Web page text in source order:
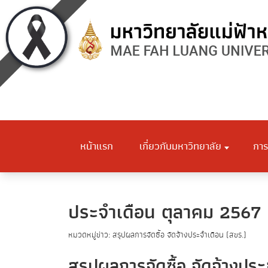
หน้าแรก เกี่ยวกับมหาวิทยาลัย กา
ประจำเดือน ตุลาคม 2567
หมวดหมู่ข่าว: สรุปผลการจัดซื้อ จัดจ้างประจำเดือน (สขร.)